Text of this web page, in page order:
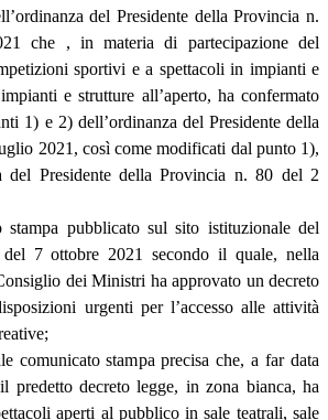
del Presidente della Provincia n.
che , in materia di partecipazione del
sportivi e a spettacoli in impianti e
e strutture all’aperto, ha confermato
1) e 2) dell’ordinanza del Presidente della
2021, così come modificati dal punto 1),
del Presidente della Provincia n. 80 del 2
pubblicato sul sito istituzionale del
del 7 ottobre 2021 secondo il quale, nella
dei Ministri ha approvato un decreto
urgenti per l’accesso alle attività
comunicato stampa precisa che, a far data
predetto decreto legge, in zona bianca, ha
aperti al pubblico in sale teatrali, sale